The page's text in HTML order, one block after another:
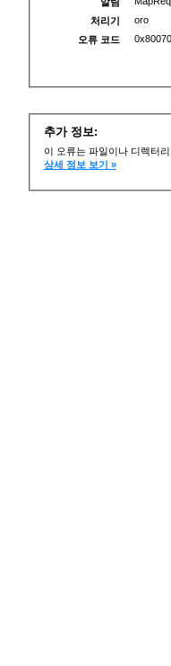
처리기
oro
오류 코드
추가 정보:
이 오류는 파일이나 디렉터
상세 정보 보기 »